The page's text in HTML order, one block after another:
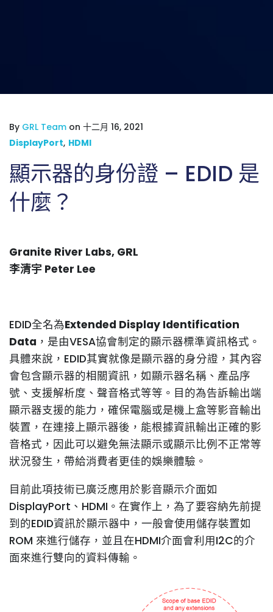
By GRL Team on 十二月 16, 2021
DisplayPort, HDMI
顯示器的身份證 – EDID 是
什麼？
Granite River Labs, GRL
李清宇 Peter Lee
EDID全名為Extended Display Identification
Data ，是由VESA協會制定的顯示器標準資訊格式。
具體來說，EDID其實就像是顯示器的身分證，其內容
會包含顯示器的相關資訊，如顯示器名稱、產品序
號、支援解析度、聲音格式等等。目的為告訴輸出端
顯示器支援的能力，確保電腦或是機上盒等影音輸出
裝置，在連接上顯示器後，能根據資訊輸出正確的影
音格式，因此可以避免無法顯示或顯示比例不正常等
狀況發生，帶給消費者更佳的娛樂體驗。
目前此項技術已廣泛應用於影音顯示介面如
DisplayPort、HDMI。在實作上，為了要容納先前提
到的EDID資訊於顯示器中，一般會使用儲存裝置如
ROM 來進行儲存，並且在HDMI介面會利用I2C的介
面來進行雙向的資料傳輸。